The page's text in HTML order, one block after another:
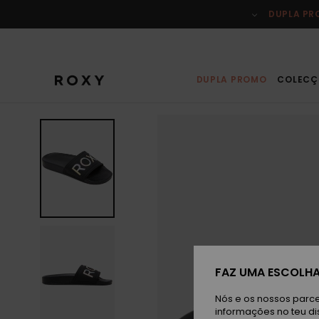
do
DUPLA
DUPLA PROMO
FAZ UMA
Nós e os nossos
informações no teu